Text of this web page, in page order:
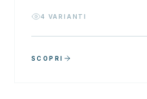
4 VARIANTI
SCOPRI